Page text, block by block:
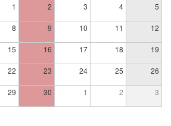
1 2 3 4 5
8 9 10 11 12
15 16 17 18 19
22 23 24 25 26
29 30 1 2 3